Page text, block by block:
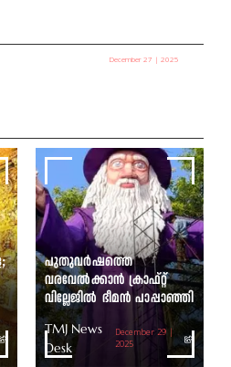
December 27 | 2025
പുതുവർഷത്തെ
വരവേൽക്കാൻ ക്രാഫ്റ്റ്
വില്ലേജിൽ ഭീമൻ പാപ്പാഞ്ഞി
TMJ News
Desk
December 29 |
2025